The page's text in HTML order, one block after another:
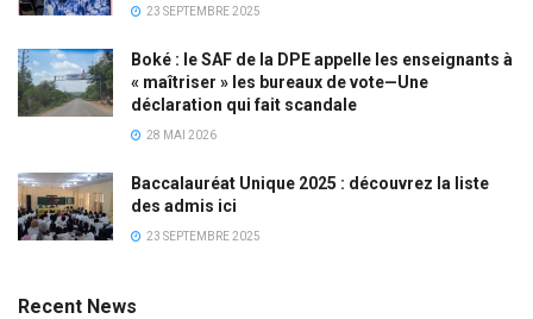
23 SEPTEMBRE 2025
Boké : le SAF de la DPE appelle les enseignants à
« maîtriser » les bureaux de vote—Une
déclaration qui fait scandale
28 MAI 2026
Baccalauréat Unique 2025 : découvrez la liste
des admis ici
23 SEPTEMBRE 2025
Recent News